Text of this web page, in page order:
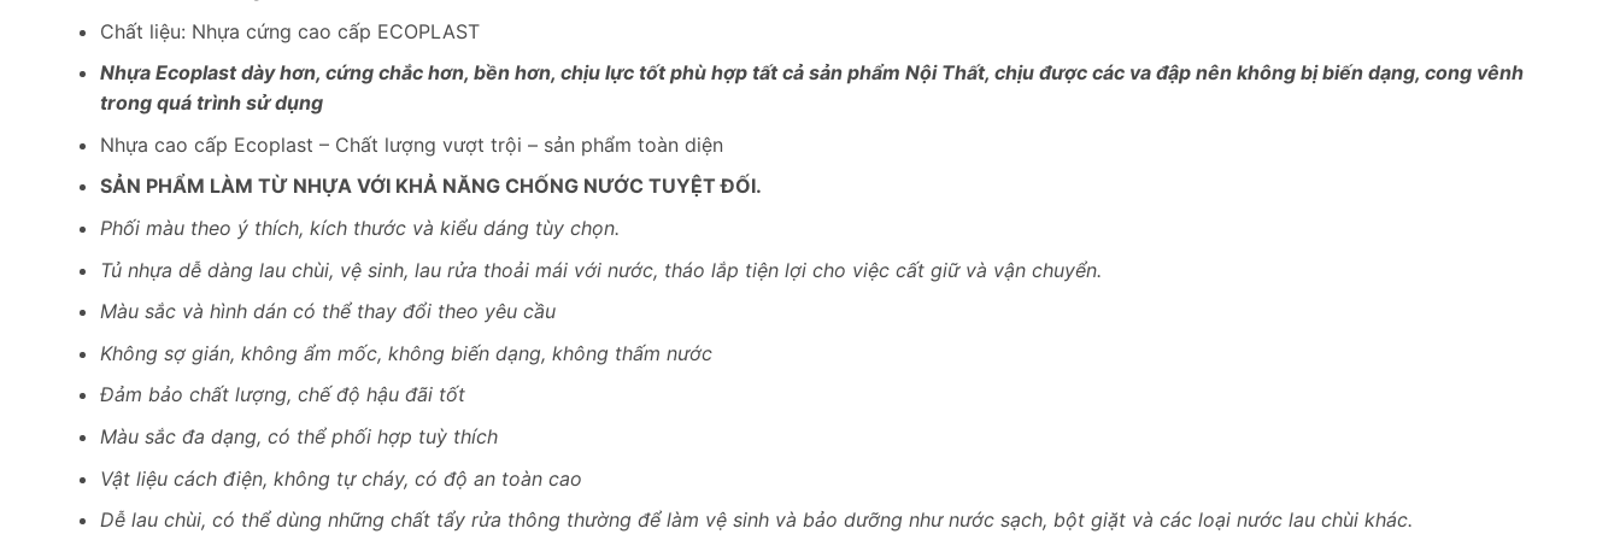
Chất liệu: Nhựa cứng cao cấp ECOPLAST
Nhựa Ecoplast dày hơn, cứng chắc hơn, bền hơn, chịu lực tốt phù hợp tất cả sản phẩm Nội Thất, chịu được các va đập nên không bị biến dạng, cong vênh
trong quá trình sử dụng
Nhựa cao cấp Ecoplast – Chất lượng vượt trội – sản phẩm toàn diện
SẢN PHẨM LÀM TỪ NHỰA VỚI KHẢ NĂNG CHỐNG NƯỚC TUYỆT ĐỐI.
Phối màu theo ý thích, kích thước và kiểu dáng tùy chọn.
Tủ nhựa dễ dàng lau chùi, vệ sinh, lau rửa thoải mái với nước, tháo lắp tiện lợi cho việc cất giữ và vận chuyển.
Màu sắc và hình dán có thể thay đổi theo yêu cầu
Không sợ gián, không ẩm mốc, không biến dạng, không thấm nước
Đảm bảo chất lượng, chế độ hậu đãi tốt
Màu sắc đa dạng, có thể phối hợp tuỳ thích
Vật liệu cách điện, không tự cháy, có độ an toàn cao
Dễ lau chùi, có thể dùng những chất tẩy rửa thông thường để làm vệ sinh và bảo dưỡng như nước sạch, bột giặt và các loại nước lau chùi khác.